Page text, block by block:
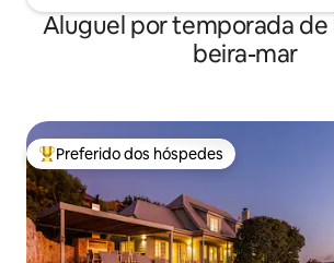
Aluguel por temporada de
beira-mar
Entre os melhores preferidos dos hóspedes
Preferido dos hóspedes